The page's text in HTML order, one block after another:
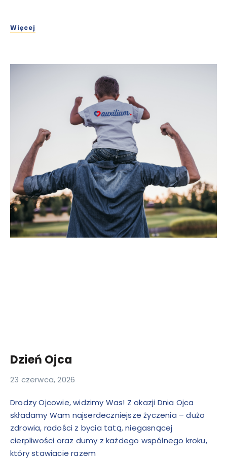
Więcej
Dzień Ojca
23 czerwca, 2026
Drodzy Ojcowie, widzimy Was! Z okazji Dnia Ojca
składamy Wam najserdeczniejsze życzenia – dużo
zdrowia, radości z bycia tatą, niegasnącej
cierpliwości oraz dumy z każdego wspólnego kroku,
który stawiacie razem